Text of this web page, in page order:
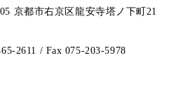
京都市右京区龍安寺塔ノ下町21
2611 / Fax 075-203-5978